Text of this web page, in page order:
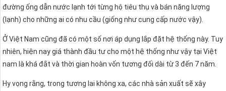
đường ống dẫn nước lạnh tới từng hộ tiêu thụ và bán năng lượng
(lạnh) cho những ai có nhu cầu (giống như cung cấp nước vậy).
Ở Việt Nam cũng đã có một số nơi áp dụng lắp đặt hệ thống này. Tuy
nhiên, hiện nay giá thành đầu tư cho một hệ thống như vậy tại Việt
nam là khá đắt và thời gian hoàn vốn tương đối dài từ 3 đến 7 năm.
Hy vọng rằng, trong tương lai không xa, các nhà sản xuất sẽ xây